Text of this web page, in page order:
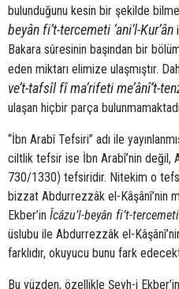
bulunduğunu kesin bir şekilde
beyân fi’t-tercemeti ‘ani’l-Kur’ân
Bakara sûresinin başından bir
eden miktarı elimize ulaşmıştır.
ve’t-tafsîl fî ma’rifeti me’ânî’t-
ulaşan hiçbir parça
“İbn Arabî Tefsiri” adı ile
ciltlik tefsir ise İbn Arabî’nin değil,
730/1330) tefsiridir. Nitekim o
bizzat Abdurrezzâk el-Kâşânî’nin
Ekber’in Îcâzu’l-beyân fi’t-tercemeti
üslubu ile Abdurrezzâk el-
farklıdır, okuyucu bunu fark
Bu yüzden, özellikle Şeyh-i Ekber’in